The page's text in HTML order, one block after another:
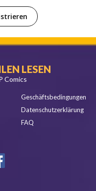
LESEN
Comics
Geschäftsbedingungen
Datenschutzerklärung
FAQ